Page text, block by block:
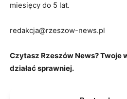
miesięcy do 5 lat.
redakcja@rzeszow-news.pl
Czytasz Rzeszów News? Twoje
działać sprawniej.